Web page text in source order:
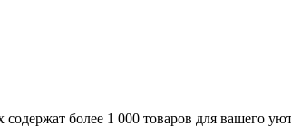
более 1 000 товаров для вашего